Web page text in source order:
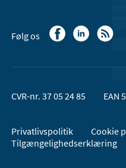
Følg os
CVR-nr. 37 05 24 85 EAN
Privatlivspolitik
Cookie
Tilgængelighedserklæring